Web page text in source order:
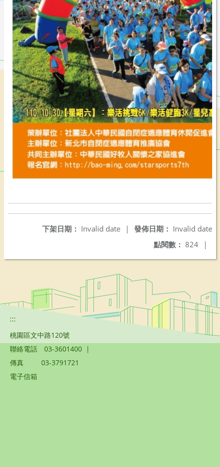
發佈日期： Invalid date
下架日期： Invalid date
|
點閱數： 824 |
:::
桃園區文中路120號
聯絡電話
03-3601400 |
傳真
03-3791721
電子信箱